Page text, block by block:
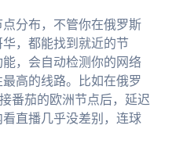
分布，不管你在俄罗斯
，都能找到就近的节
，会自动检测你的网络
高的线路。比如在俄罗
番茄的欧洲节点后，延迟
直播几乎没差别，连球